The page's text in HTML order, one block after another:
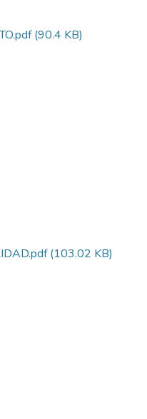
(90.4 KB)
(103.02 KB)